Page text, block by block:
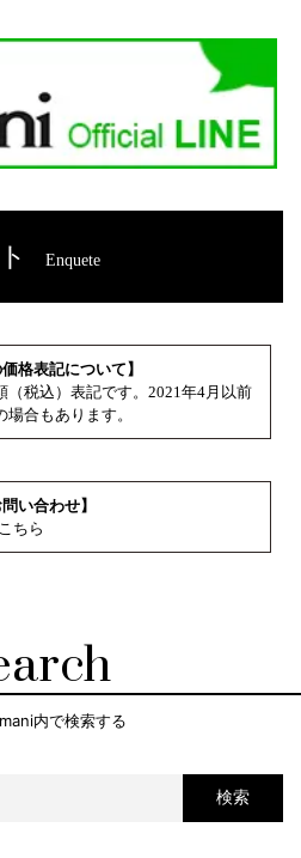
Enquete
価格表記について】
（税込）表記です。2021年4月以前
合もあります。
問い合わせ】
ちら
内で検索する
検索